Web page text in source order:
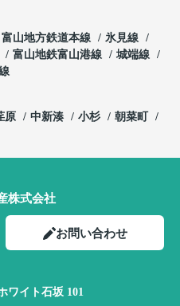
富山地方鉄道本線
氷見線
富山地鉄富山港線
城端線
原 中新湊 小杉
朝菜町
株式会社
お問い合わせ
ワイト石坂 101